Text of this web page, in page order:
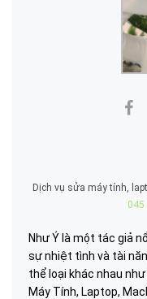
Dịch vụ sửa máy tính,
045
Như Ý là một tác giả
sự nhiệt tình và tài
thể loại khác nhau
Máy Tính, Laptop,